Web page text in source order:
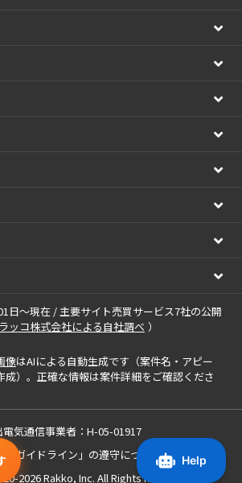
日～現在 / 主要サイト売買サービス7社の公開
ラッコ株式会社による自社調べ ）
像はAIによる自動生成です（案件名・アピー
成）。正確な情報は案件詳細をご確認くださ
電気通信事業者：H-05-01917
ガイドライン」の遵守について
2026Rakko, Inc. All Rights Reserved.